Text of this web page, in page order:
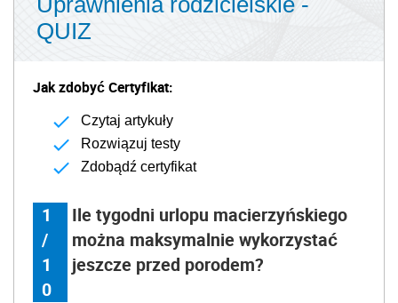
QUIZ
Jak zdobyć Certyfikat:
Czytaj artykuły
Rozwiązuj testy
Zdobądź certyfikat
1
/
1
0
Ile tygodni urlopu macierzyńskiego
można maksymalnie wykorzystać
jeszcze przed porodem?